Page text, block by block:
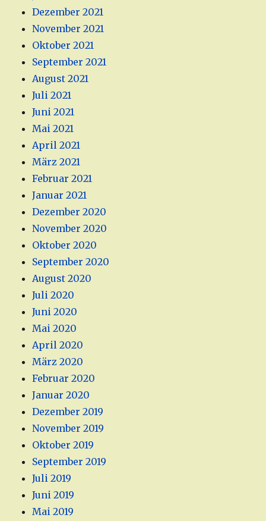
Dezember 2021
November 2021
Oktober 2021
September 2021
August 2021
Juli 2021
Juni 2021
Mai 2021
April 2021
März 2021
Februar 2021
Januar 2021
Dezember 2020
November 2020
Oktober 2020
September 2020
August 2020
Juli 2020
Juni 2020
Mai 2020
April 2020
März 2020
Februar 2020
Januar 2020
Dezember 2019
November 2019
Oktober 2019
September 2019
Juli 2019
Juni 2019
Mai 2019